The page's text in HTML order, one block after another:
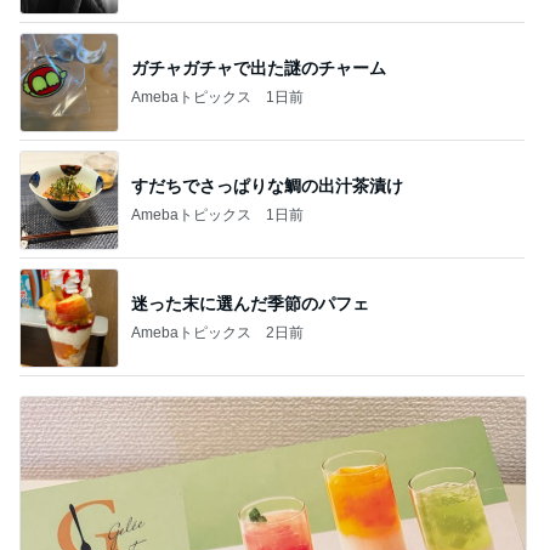
ガチャガチャで出た謎のチャーム
Amebaトピックス 1日前
すだちでさっぱりな鯛の出汁茶漬け
Amebaトピックス 1日前
迷った末に選んだ季節のパフェ
Amebaトピックス 2日前